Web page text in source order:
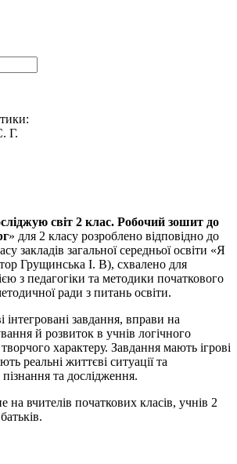
Г.
світ 2 клас. Робочий зошит до
» для 2 класу розроблено відповідно до
закладів загальної середньої освіти «Я
Грущинська І. В), схвалено для
з педагогіки та методики початкового
ради з питань освіти.
інтегровані завдання, вправи на
й розвиток в учнів логічного
характеру. Завдання мають ігрові
реальні життєві ситуації та
та дослідження.
на вчителів початкових класів, учнів 2